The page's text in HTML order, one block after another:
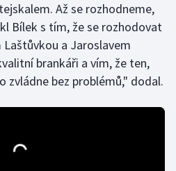
Až se rozhodneme,
Bílek s tím, že se rozhodovat
a Jaroslavem
brankáři a vím, že ten,
zvládne bez problémů," dodal.